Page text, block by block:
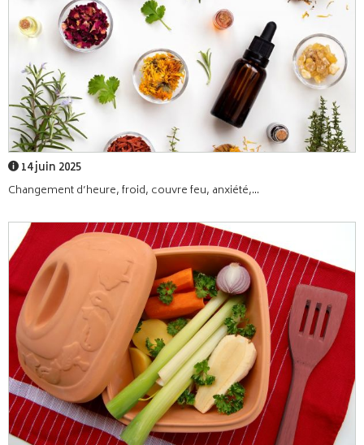
14 juin 2025
Changement d’heure, froid, couvre feu, anxiété,...